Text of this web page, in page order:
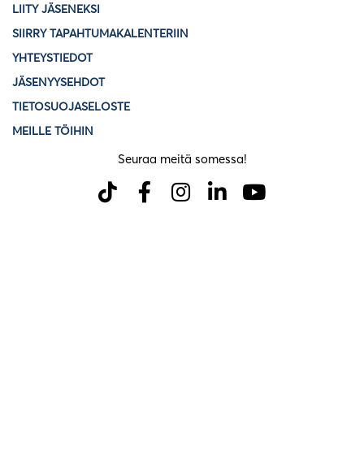
LIITY JÄSENEKSI
SIIRRY TAPAHTUMAKALENTERIIN
YHTEYSTIEDOT
JÄSENYYSEHDOT
TIETOSUOJASELOSTE
MEILLE TÖIHIN
Seuraa meitä somessa!